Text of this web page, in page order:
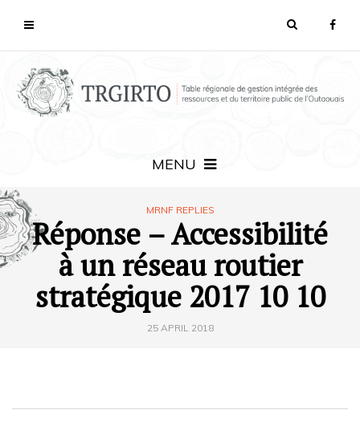
MENU
MRNF REPLIES
Réponse – Accessibilité
à un réseau routier
stratégique 2017 10 10
25 APRIL 2018